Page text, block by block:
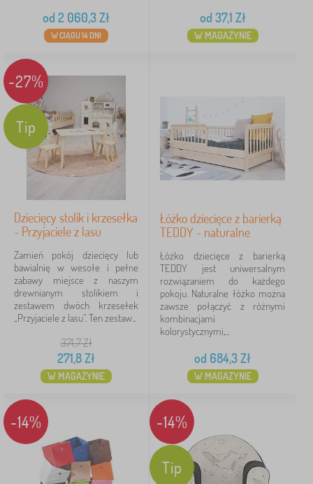
od 2 060,3Zł
W CIĄGU 14 DNI
od 37,1 Zł
W MAGAZYNIE
-27%
Tip
Dziecięcy stolik i krzesełka
- Przyjaciele z lasu
Zamień pokój dziecięcy lub
bawialnię w wesołe i pełne
zabawy miejsce z naszym
drewnianym stolikiem i
zestawem dwóch krzesełek
„Przyjaciele z lasu”. Ten zestaw...
371,7Zł
271,8Zł
W MAGAZYNIE
Łóżko dziecięce z barierką
TEDDY - naturalne
Łóżko dziecięce z barierką
TEDDY jest uniwersalnym
rozwiązaniem do każdego
pokoju. Naturalne łóżko można
zawsze połączyć z różnymi
kombinacjami
kolorystycznymi,...
od 684,3Zł
W MAGAZYNIE
-14% -14%
Tip